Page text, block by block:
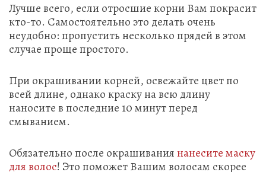
Лучше всего, если отросшие корни Вам покрасит
кто-то. Самостоятельно это делать очень
неудобно: пропустить несколько прядей в этом
случае проще простого.
При окрашивании корней, освежайте цвет по
всей длине, однако краску на всю длину
наносите в последние 10 минут перед
смыванием.
Обязательно после окрашивания нанесите маску
для волос! Это поможет Вашим волосам скорее